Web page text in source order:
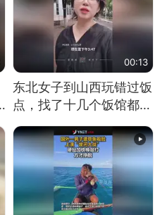
00:13
东北女子到山西玩错过饭
点，找了十几个饭馆都没
开门：午休到几点